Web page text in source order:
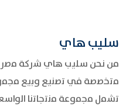
سليب هاي
ﻣﺗﺧﺻﺻﺔ ﻓﻲ ﺗﺻﻧﯾﻊ وﺑﯾﻊ
ﺗﺷﻣل ﻣﺟﻣوﻋﺔ ﻣﻧﺗﺟﺎﺗﻧﺎ